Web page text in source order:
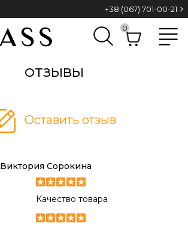
+38 (067) 701-00-21
0
ОТЗЫВЫ
Оставить отзыв
Виктория Сорокина
Качество товара